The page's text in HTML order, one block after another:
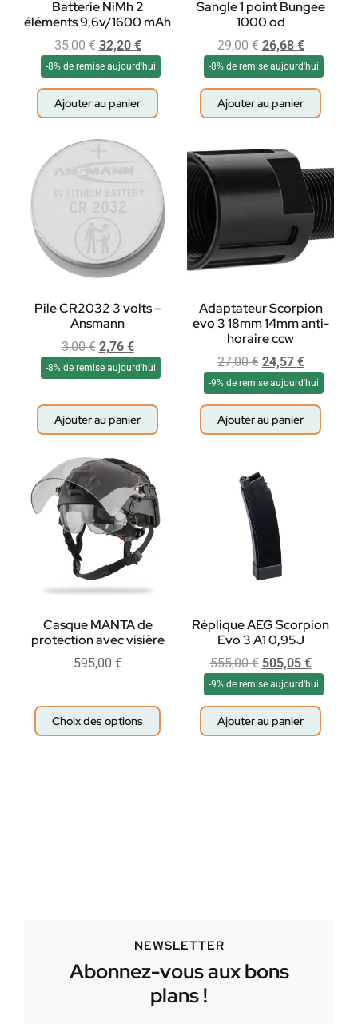
Batterie NiMh 2
éléments 9,6v/1600 mAh
35,00€ 32,20 €
-8% de remise aujourd'hui
Ajouter au panier
Sangle 1 point Bungee
1000 od
29,00€ 26,68 €
-8% de remise aujourd'hui
Ajouter au panier
Pile CR2032 3 volts –
Ansmann
3,00€ 2,76 €
-8% de remise aujourd'hui
Ajouter au panier
Adaptateur Scorpion
evo 3 18mm 14mm anti-
horaire ccw
27,00€ 24,57 €
-9% de remise aujourd'hui
Ajouter au panier
Casque MANTA de
protection avec visière
595,00 €
Choix des options
Réplique AEG Scorpion
Evo 3 A1 0,95J
555,00€ 505,05 €
-9% de remise aujourd'hui
Ajouter au panier
NEWSLETTER
Abonnez-vous aux bons
plans !